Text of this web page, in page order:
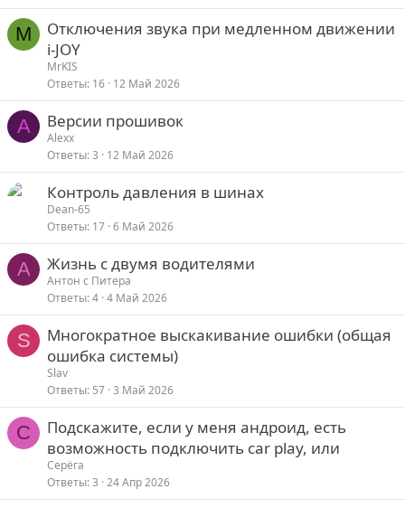
M
Отключения звука при медленном движении
i-JOY
MrKIS
Ответы 16 12 Май 2026
A Версии прошивок
Alexx
Ответы 3 12 Май 2026
Контроль давления в шинах
Dean-65
Ответы 17 6 Май 2026
А Жизнь с двумя водителями
Антон с Питера
Ответы 4 4 Май 2026
S
Многократное выскакивание ошибки (общая
ошибка системы)
Slav
Ответы 57 3 Май 2026
С
Подскажите, если у меня андроид, есть
возможность подключить car play, или
Серёга
Ответы 3 24 Апр 2026